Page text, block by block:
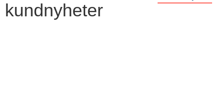
kundnyheter